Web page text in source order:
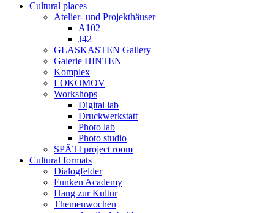
Cultural places
Atelier- und Projekthäuser
A102
J42
GLASKASTEN Gallery
Galerie HINTEN
Komplex
LOKOMOV
Workshops
Digital lab
Druckwerkstatt
Photo lab
Photo studio
SPÄTI project room
Cultural formats
Dialogfelder
Funken Academy
Hang zur Kultur
Themenwochen